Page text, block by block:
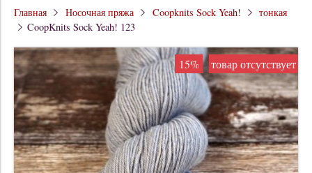
Главная Носочная пряжа Coopknits Sock Yeah!
тонкая
CoopKnits Sock Yeah! 123
15% товар отсутствует